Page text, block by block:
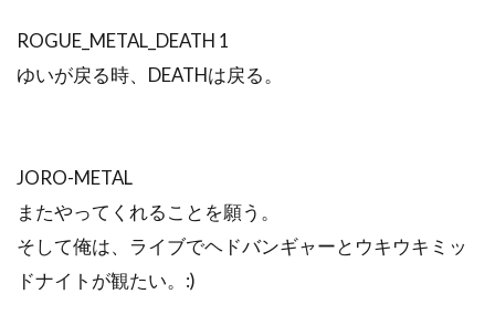
ROGUE_METAL_DEATH 1
ゆいが戻る時、DEATHは戻る。
JORO-METAL
またやってくれることを願う。
そして俺は、ライブでヘドバンギャーとウキウキミッ
ドナイトが観たい。:)